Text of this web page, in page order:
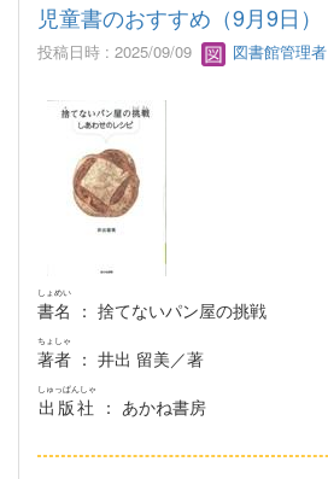
児童書のおすすめ（9月9日）
投稿日時 : 2025/09/09 図書館管理者
書名
しょめい
： 捨てないパン屋の挑戦
著者
ちょしゃ
： 井出 留美／著
出版社
しゅっぱんしゃ
： あかね書房